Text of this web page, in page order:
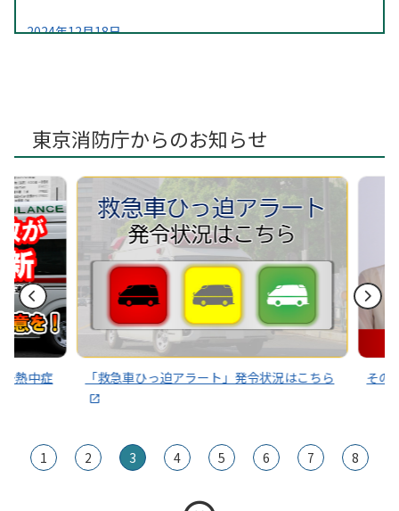
2024年12月18日
署特別査察推進本部を設置しました。（消防だより）
東京消防庁からのお知らせ
中症 「救急車ひっ迫アラート」発令状況はこちら その
1 2 3 4 5 6 7 8